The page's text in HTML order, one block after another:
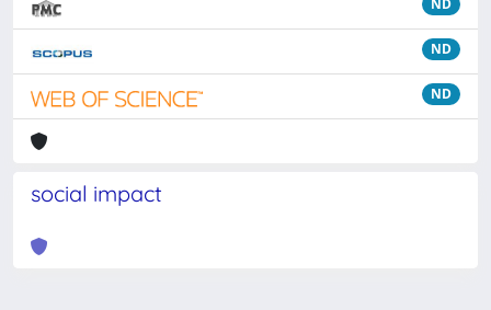
ND
ND
ND
social impact